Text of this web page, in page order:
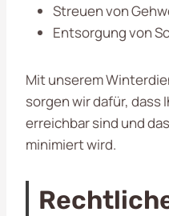
Streuen von
Entsorgung von
Mit unserem
sorgen wir dafür, dass
erreichbar sind und
minimiert wird.